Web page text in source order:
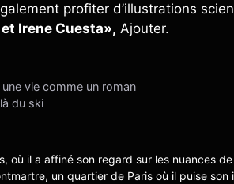
profiter d’illustrations
Irene Cuesta», Ajouter.
vie comme un roman
du ski
où il a affiné son regard sur les nuances
un quartier de Paris où il puise